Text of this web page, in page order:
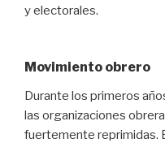
y electorales.
Movimiento obrero
Durante los primeros
las organizaciones
fuertemente reprimidas.